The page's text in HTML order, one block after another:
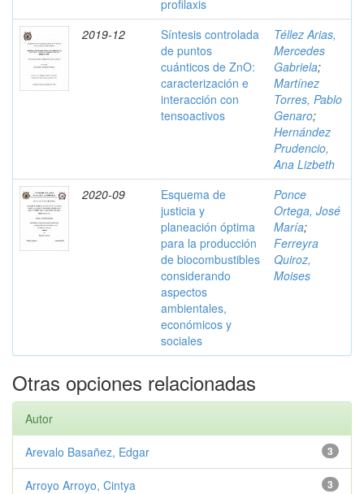
profilaxis
2019-12
Síntesis controlada
de puntos
cuánticos de ZnO:
caracterización e
interacción con
tensoactivos
Téllez Arias,
Mercedes
Gabriela;
Martínez
Torres, Pablo
Genaro;
Hernández
Prudencio,
Ana Lizbeth
2020-09
Esquema de
justicia y
planeación óptima
para la producción
de biocombustibles
considerando
aspectos
ambientales,
económicos y
sociales
Ponce
Ortega, José
María;
Ferreyra
Quiroz,
Moises
Otras opciones relacionadas
Autor
3
Arevalo Basañez, Edgar
3
Arroyo Arroyo, Cintya